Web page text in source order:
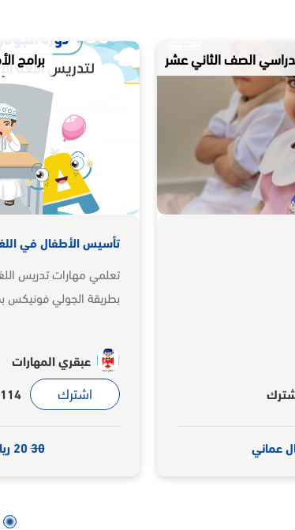
برامج الأمهات و معلمات الأطفال
تأسيس الأطفال في اللغة الانجليزية
تعلمي مهارات تدريس اللغة الانجليزية للأطفال
بطريقة الجولي فونيكس بطريقة تربوية مميزة وع...